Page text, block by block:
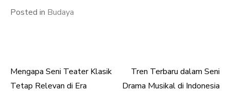
Posted in Budaya
Post
Mengapa Seni Teater Klasik
Tetap Relevan di Era
Tren Terbaru dalam Seni
Drama Musikal di Indonesia